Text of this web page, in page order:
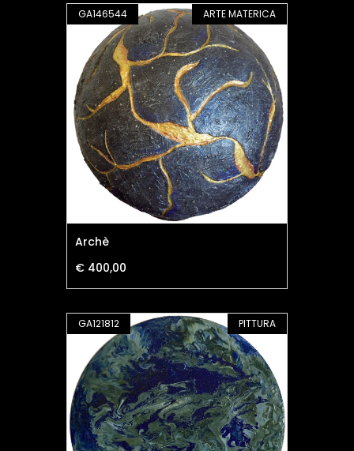
GA146544 ARTE MATERICA
Archè
€ 400,00
GA121812 PITTURA